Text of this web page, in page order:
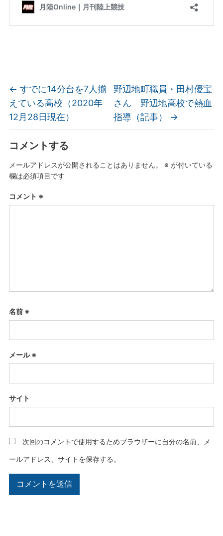
← すでに14分台を7人揃
えている高校（2020年
12月28日現在）
野辺地町職員・田村優宝
さん 野辺地高校で熱血
指導（記事） →
コメントする
メールアドレスが公開されることはありません。 ※ が付いている
欄は必須項目です
コメント ※
名前 ※
メール※
サイト
次回のコメントで使用するためブラウザーに自分の名前、メ
ールアドレス、サイトを保存する。